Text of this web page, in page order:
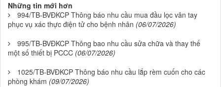
Những tin mới hơn
994/TB-BVĐKCP Thông báo nhu cầu mua đầu lọc vân tay
phục vụ xác thực điện tử cho bệnh nhân (06/07/2026)
995/TB-BVĐKCP Thông bao nhu cầu sửa chữa và thay thế
một số thiết bị PCCC (06/07/2026)
1025/TB-BVĐKCP Thông báo nhu cầu lắp rèm cuốn cho các
phòng khám (09/07/2026)